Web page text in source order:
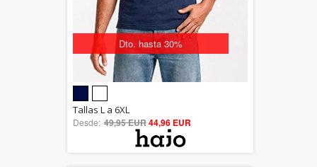
Dto. hasta 30%
out of 5
Tallas L a 6XL
Desde: 49,95 EUR44,96 EUR